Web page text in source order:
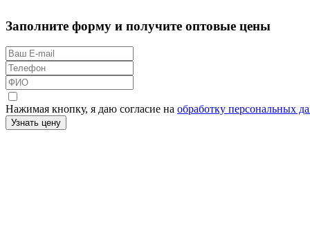
Заполните форму и получите оптовые цены
Нажимая кнопку, я даю согласие на обработку персональных
Узнать цену